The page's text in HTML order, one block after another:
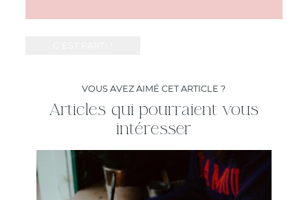
VOUS AVEZ AIMÉ CET ARTICLE ?
Articles qui pourraient vous
intéresser